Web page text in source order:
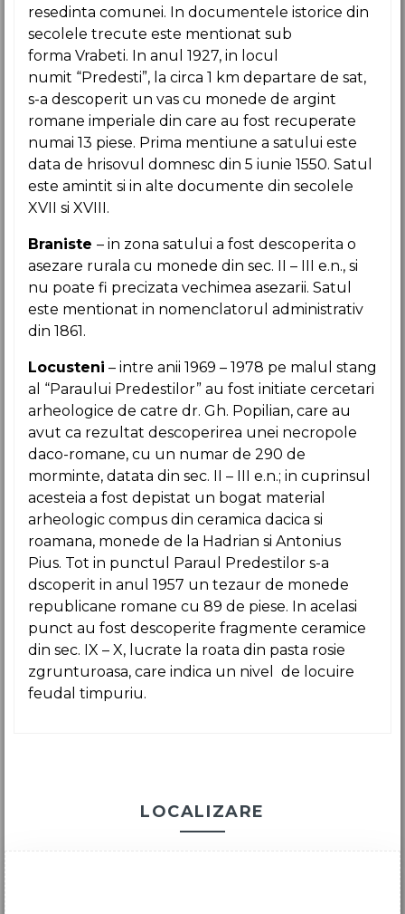
resedinta comunei. In documentele istorice din
secolele trecute este mentionat sub
forma Vrabeti. In anul 1927, in locul
numit “Predesti”, la circa 1 km departare de sat,
s-a descoperit un vas cu monede de argint
romane imperiale din care au fost recuperate
numai 13 piese. Prima mentiune a satului este
data de hrisovul domnesc din 5 iunie 1550. Satul
este amintit si in alte documente din secolele
XVII si XVIII.
Braniste – in zona satului a fost descoperita o
asezare rurala cu monede din sec. II – III e.n., si
nu poate fi precizata vechimea asezarii. Satul
este mentionat in nomenclatorul administrativ
din 1861.
Locusteni – intre anii 1969 – 1978 pe malul stang
al “Paraului Predestilor” au fost initiate cercetari
arheologice de catre dr. Gh. Popilian, care au
avut ca rezultat descoperirea unei necropole
daco-romane, cu un numar de 290 de
morminte, datata din sec. II – III e.n.; in cuprinsul
acesteia a fost depistat un bogat material
arheologic compus din ceramica dacica si
roamana, monede de la Hadrian si Antonius
Pius. Tot in punctul Paraul Predestilor s-a
dscoperit in anul 1957 un tezaur de monede
republicane romane cu 89 de piese. In acelasi
punct au fost descoperite fragmente ceramice
din sec. IX – X, lucrate la roata din pasta rosie
zgrunturoasa, care indica un nivel de locuire
feudal timpuriu.
LOCALIZARE